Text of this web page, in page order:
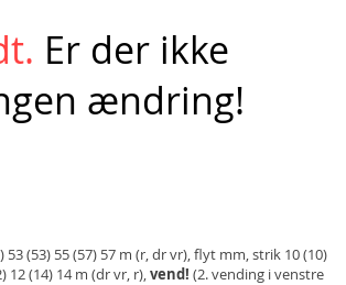
Er der ikke
ændring!
(53) 55 (57) 57 m (r, dr vr), flyt mm, strik 10 (10)
12 (14) 14 m (dr vr, r),vend! (2. vending i venstre